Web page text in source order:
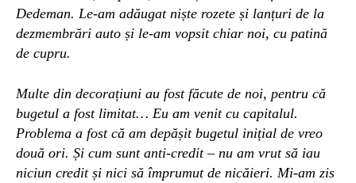
Dedeman. Le-am adăugat niște rozete și lanțuri de la
dezmembrări auto și le-am vopsit chiar noi, cu patină
de cupru.
Multe din decorațiuni au fost făcute de noi, pentru că
bugetul a fost limitat… Eu am venit cu capitalul.
Problema a fost că am depășit bugetul inițial de vreo
două ori. Și cum sunt anti-credit – nu am vrut să iau
niciun credit și nici să împrumut de nicăieri. Mi-am zis